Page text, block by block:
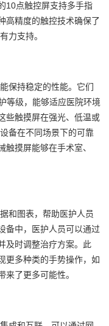
10点触控屏支持多手指
高精度的触控技术确保了
力支持。
保持稳定的性能。它们
等级，能够适应医院环境
些触摸屏在强光、低温或
备在不同场景下的可靠
摸屏能够在手术室、
和图表，帮助医护人员
备中，医护人员可以通过
及时调整治疗方案。此
更多种类的手势操作，如
了更多可能性。